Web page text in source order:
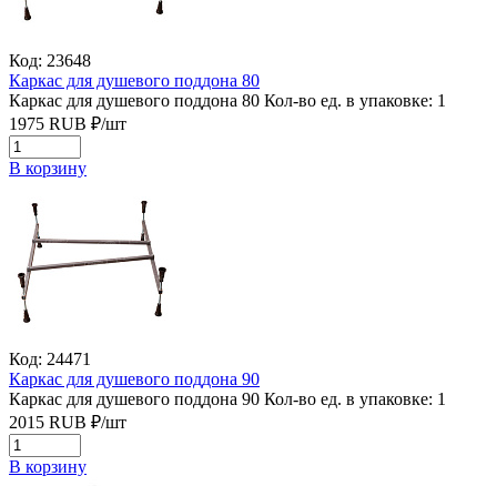
Код: 23648
Каркас для душевого поддона 80
Каркас для душевого поддона 80 Кол-во ед. в упаковке: 1
1975 RUB ₽/шт
В корзину
Код: 24471
Каркас для душевого поддона 90
Каркас для душевого поддона 90 Кол-во ед. в упаковке: 1
2015 RUB ₽/шт
В корзину